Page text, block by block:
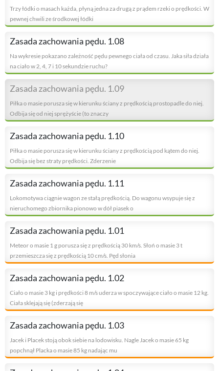
Trzy łódki o masach każda, płyną jedna za drugą z prądem rzeki o prędkości. W
pewnej chwili ze środkowej łódki
Zasada zachowania pędu. 1.08
Na wykresie pokazano zależność pędu pewnego ciała od czasu. Jaka siła działa
na ciało w 2, 4, 7 i 10 sekundzie ruchu?
Zasada zachowania pędu. 1.09
Piłka o masie porusza się w kierunku ściany z prędkością prostopadle do niej.
Odbija się od niej sprężyście (to znaczy
Zasada zachowania pędu. 1.10
Piłka o masie porusza się w kierunku ściany z prędkością pod kątem do niej.
Odbija się bez straty prędkości. Zderzenie
Zasada zachowania pędu. 1.11
Lokomotywa ciągnie wagon ze stałą prędkością. Do wagonu wsypuje się z
nieruchomego zbiornika pionowo w dół piasek o
Zasada zachowania pędu. 1.01
Meteor o masie 1 g porusza się z prędkością 30 km/s. Słoń o masie 3 t
przemieszcza się z prędkością 10 cm/s. Pęd słonia
Zasada zachowania pędu. 1.02
Ciało o masie 3 kg i prędkości 8 m/s uderza w spoczywające ciało o masie 12 kg.
Ciała sklejają się (zderzają się
Zasada zachowania pędu. 1.03
Jacek i Placek stoją obok siebie na lodowisku. Nagle Jacek o masie 65 kg
popchnął Placka o masie 85 kg nadając mu